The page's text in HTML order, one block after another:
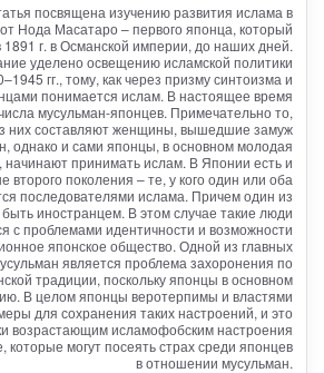
посвящена изучению развития ислама в
Нода Масатаро – первого японца, который
г. в Османской империи, до наших дней.
уделено освещению исламской политики
гг., тому, как через призму синтоизма и
понимается ислам. В настоящее время
мусульман-японцев. Примечательно то,
них составляют женщины, вышедшие замуж
однако и сами японцы, в основном молодая
начинают принимать ислам. В Японии есть и
второго поколения – те, у кого один или оба
последователями ислама. Причем один из
иностранцем. В этом случае такие люди
с проблемами идентичности и возможности
японское общество. Одной из главных
является проблема захоронения по
традиции, поскольку японцы в основном
В целом японцы веротерпимы и властями
для сохранения таких настроений, и это
возрастающим исламофобским настроения
которые могут посеять страх среди японцев
в отношении мусульман.